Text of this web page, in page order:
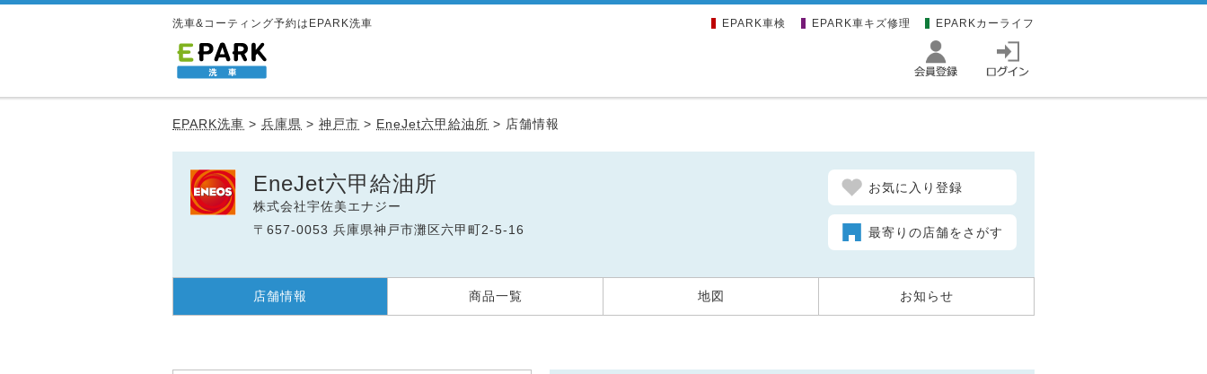
洗車&コーティング予約はEPARK洗車 EPARK車検 EPARK車キズ修理 EPARKカーライフ
EPARK洗車 > 兵庫県 > 神戸市 > EneJet六甲給油所 > 店舗情報
EneJet六甲給油所
株式会社宇佐美エナジー
〒657-0053 兵庫県神戸市灘区六甲町2-5-16
お気に入り登録
最寄りの店舗をさがす
店舗情報 商品一覧 地図 お知らせ